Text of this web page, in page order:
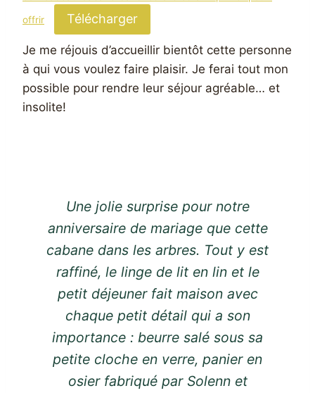
offrir Télécharger
Je me réjouis d’accueillir bientôt cette personne
à qui vous voulez faire plaisir. Je ferai tout mon
possible pour rendre leur séjour agréable… et
insolite!
Une jolie surprise pour notre
anniversaire de mariage que cette
cabane dans les arbres. Tout y est
raffiné, le linge de lit en lin et le
petit déjeuner fait maison avec
chaque petit détail qui a son
importance : beurre salé sous sa
petite cloche en verre, panier en
osier fabriqué par Solenn et